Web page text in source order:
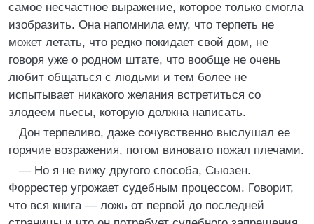
самое несчастное выражение, которое только смогла
изобразить. Она напомнила ему, что терпеть не
может летать, что редко покидает свой дом, не
говоря уже о родном штате, что вообще не очень
любит общаться с людьми и тем более не
испытывает никакого желания встретиться со
злодеем пьесы, которую должна написать.
Дон терпеливо, даже сочувственно выслушал ее
горячие возражения, потом виновато пожал плечами.
— Но я не вижу другого способа, Сьюзен.
Форрестер угрожает судебным процессом. Говорит,
что вся книга — ложь от первой до последней